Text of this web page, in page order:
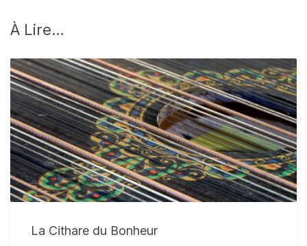
À Lire…
La Cithare du Bonheur